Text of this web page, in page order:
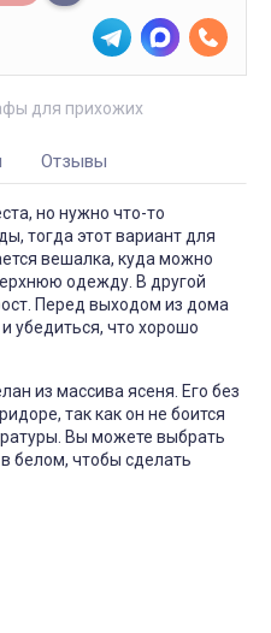
для прихожих
Отзывы
но нужно что-то
тогда этот вариант для
вешалка, куда можно
одежду. В другой
Перед выходом из дома
убедиться, что хорошо
из массива ясеня. Его без
так как он не боится
Вы можете выбрать
белом, чтобы сделать